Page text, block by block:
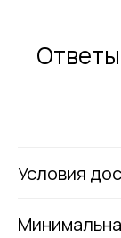
Условия